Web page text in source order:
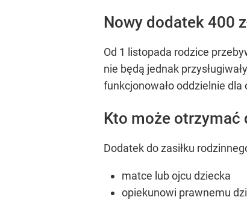
Nowy dodatek 400
Od 1 listopada rodzice
nie będą jednak
funkcjonowało oddzielnie
Kto może otrzymać
Dodatek do zasiłku
matce lub ojcu dziecka
opiekunowi prawnemu